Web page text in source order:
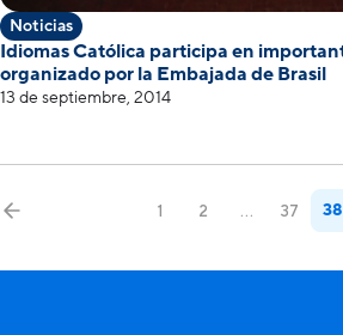
Noticias
Idiomas Católica participa en
organizado por la Embajada de Brasil
13 de septiembre, 2014
1 2 … 37 38